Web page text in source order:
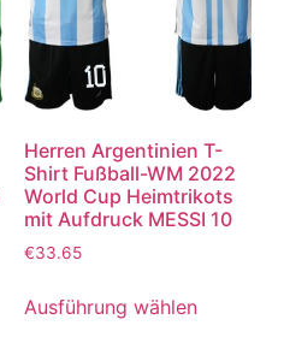
Herren Argentinien T-
Shirt Fußball-WM 2022
World Cup Heimtrikots
mit Aufdruck MESSI 10
€33.65
Ausführung wählen